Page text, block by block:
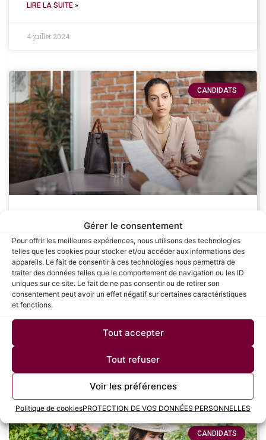
Gérer le consentement
Pour offrir les meilleures expériences, nous utilisons des technologies
telles que les cookies pour stocker et/ou accéder aux informations des
appareils. Le fait de consentir à ces technologies nous permettra de
traiter des données telles que le comportement de navigation ou les ID
uniques sur ce site. Le fait de ne pas consentir ou de retirer son
consentement peut avoir un effet négatif sur certaines caractéristiques
et fonctions.
Tout accepter
Tout refuser
Voir les préférences
Politique de cookiesPROTECTION DE VOS DONNÉES PERSONNELLES
LIRE LA SUITE »
4 juillet 2024
CANDIDATS
Les étapes clés pour réussir sa
négociation salariale : Guide complet
pour les candidats
La négociation salariale est une étape cruciale dans le
processus de recrutement, souvent redoutée par de
nombreux candidats. Savoir défendre sa valeur et
obtenir une rémunération juste peut avoir un
CANDIDATS